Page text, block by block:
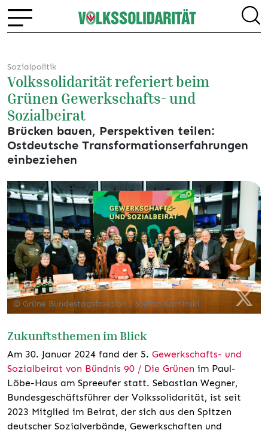
Sozialpolitik
Volkssolidarität referiert beim
Grünen Gewerkschafts- und
Sozialbeirat
Brücken bauen, Perspektiven teilen:
Ostdeutsche Transformationserfahrungen
einbeziehen
© Grüne Bundestagsfraktion / Stefan Kaminski
Zukunftsthemen im Blick
Am 30. Januar 2024 fand der 5. Gewerkschafts- und
Sozialbeirat von Bündnis 90 / Die Grünen im Paul-
Löbe-Haus am Spreeufer statt. Sebastian Wegner,
Bundesgeschäftsführer der Volkssolidarität, ist seit
2023 Mitglied im Beirat, der sich aus den Spitzen
deutscher Sozialverbände, Gewerkschaften und